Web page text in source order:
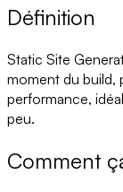
Définition
Static Site
moment du build,
performance,
peu.
Comment